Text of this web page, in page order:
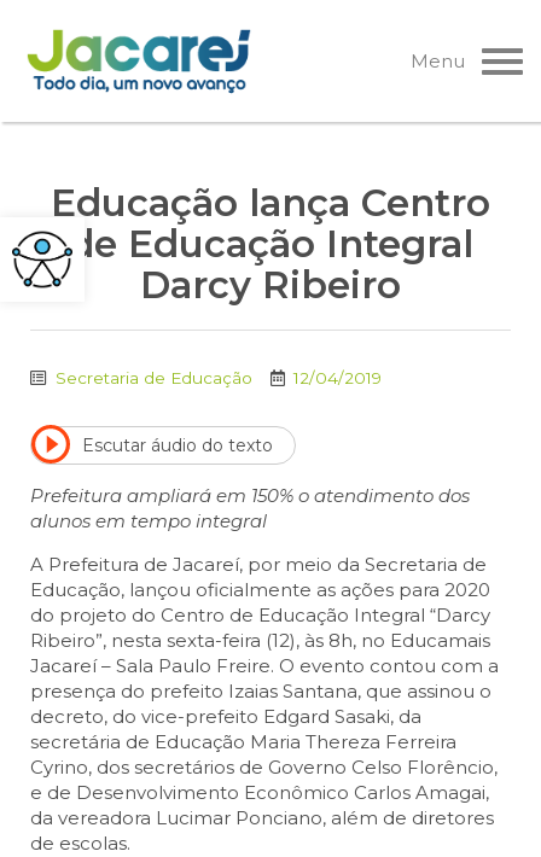
Pular
para
o
Menu
Educação lança Centro
de Educação Integral
Darcy Ribeiro
Secretaria de Educação 12/04/2019
Escutar áudio do texto
Prefeitura ampliará em 150% o atendimento dos
alunos em tempo integral
A Prefeitura de Jacareí, por meio da Secretaria de
Educação, lançou oficialmente as ações para 2020
do projeto do Centro de Educação Integral “Darcy
Ribeiro”, nesta sexta-feira (12), às 8h, no Educamais
Jacareí – Sala Paulo Freire. O evento contou com a
presença do prefeito Izaias Santana, que assinou o
decreto, do vice-prefeito Edgard Sasaki, da
secretária de Educação Maria Thereza Ferreira
Cyrino, dos secretários de Governo Celso Florêncio,
e de Desenvolvimento Econômico Carlos Amagai,
da vereadora Lucimar Ponciano, além de diretores
de escolas.